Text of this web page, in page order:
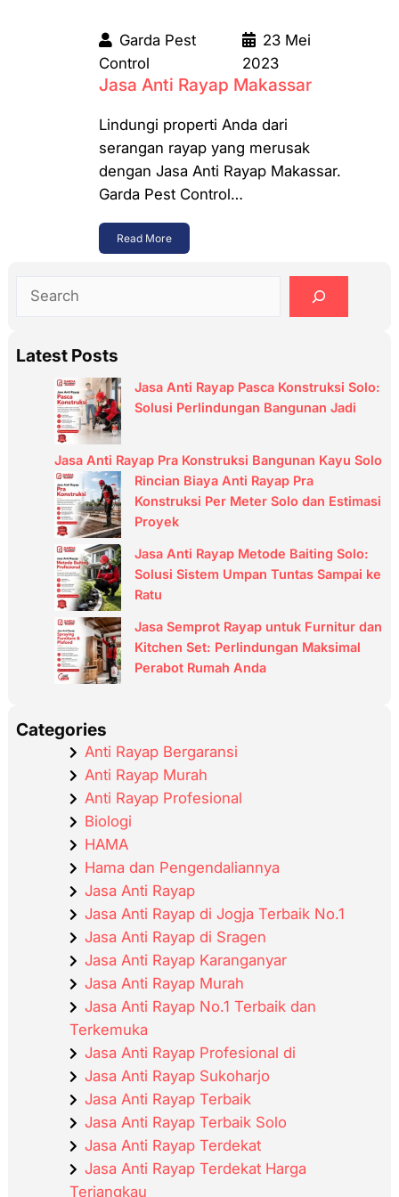
Garda Pest
Control
23 Mei
2023
Jasa Anti Rayap Makassar
Lindungi properti Anda dari
serangan rayap yang merusak
dengan Jasa Anti Rayap Makassar.
Garda Pest Control…
Read More
r
Latest Posts
Jasa Anti Rayap Pasca Konstruksi Solo:
Solusi Perlindungan Bangunan Jadi
Jasa Anti Rayap Pra Konstruksi Bangunan Kayu Solo
Rincian Biaya Anti Rayap Pra
Konstruksi Per Meter Solo dan Estimasi
Proyek
Jasa Anti Rayap Metode Baiting Solo:
Solusi Sistem Umpan Tuntas Sampai ke
Ratu
Jasa Semprot Rayap untuk Furnitur dan
Kitchen Set: Perlindungan Maksimal
Perabot Rumah Anda
Categories
Anti Rayap Bergaransi
Anti Rayap Murah
Anti Rayap Profesional
Biologi
HAMA
Hama dan Pengendaliannya
Jasa Anti Rayap
Jasa Anti Rayap di Jogja Terbaik No.1
Jasa Anti Rayap di Sragen
Jasa Anti Rayap Karanganyar
Jasa Anti Rayap Murah
Jasa Anti Rayap No.1 Terbaik dan
Terkemuka
Jasa Anti Rayap Profesional di
Jasa Anti Rayap Sukoharjo
Jasa Anti Rayap Terbaik
Jasa Anti Rayap Terbaik Solo
Jasa Anti Rayap Terdekat
Jasa Anti Rayap Terdekat Harga
Terjangkau